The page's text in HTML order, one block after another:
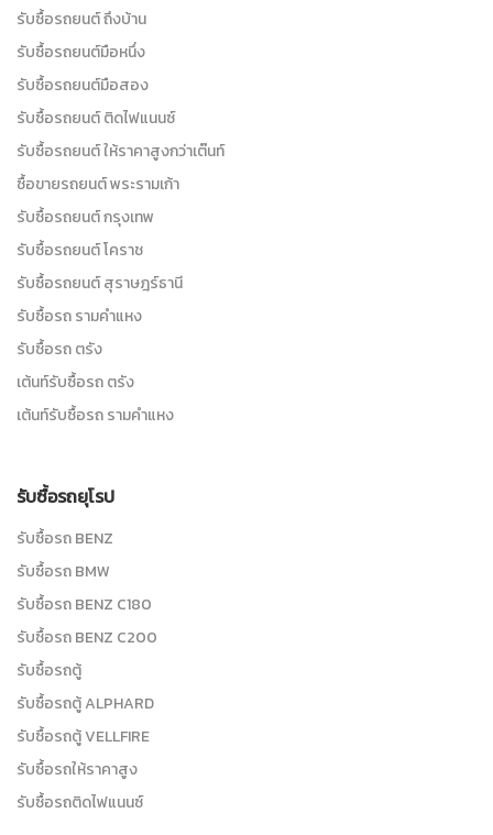
รับซื้อรถยนต์ ถึงบ้าน
รับซื้อรถยนต์มือหนึ่ง
รับซื้อรถยนต์มือสอง
รับซื้อรถยนต์ ติดไฟแนนซ์
รับซื้อรถยนต์ ให้ราคาสูงกว่าเต๊นท์
ซื้อขายรถยนต์ พระรามเก้า
รับซื้อรถยนต์ กรุงเทพ
รับซื้อรถยนต์ โคราช
รับซื้อรถยนต์ สุราษฎร์ธานี
รับซื้อรถ รามคำแหง
รับซื้อรถ ตรัง
เต้นท์รับซื้อรถ ตรัง
เต้นท์รับซื้อรถ รามคำแหง
รับซื้อรถยุโรป
รับซื้อรถ BENZ
รับซื้อรถ BMW
รับซื้อรถ BENZ C180
รับซื้อรถ BENZ C200
รับซื้อรถตู้
รับซื้อรถตู้ ALPHARD
รับซื้อรถตู้ VELLFIRE
รับซื้อรถให้ราคาสูง
รับซื้อรถติดไฟแนนซ์